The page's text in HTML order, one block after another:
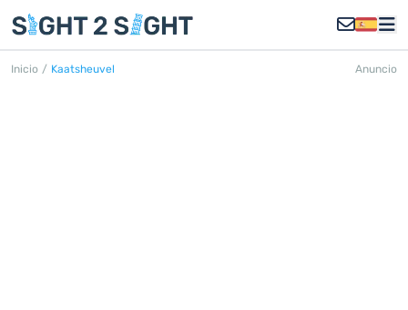
Inicio / Kaatsheuvel Anuncio